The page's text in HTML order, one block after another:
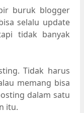
buruk blogger
selalu update
tidak banyak
Tidak harus
memang bisa
dalam satu
itu.